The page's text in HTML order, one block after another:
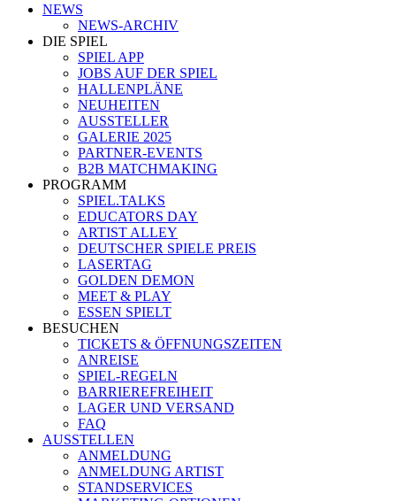
NEWS
NEWS-ARCHIV
DIE SPIEL
SPIEL APP
JOBS AUF DER SPIEL
HALLENPLÄNE
NEUHEITEN
AUSSTELLER
GALERIE 2025
PARTNER-EVENTS
B2B MATCHMAKING
PROGRAMM
SPIEL.TALKS
EDUCATORS DAY
ARTIST ALLEY
DEUTSCHER SPIELE PREIS
LASERTAG
GOLDEN DEMON
MEET & PLAY
ESSEN SPIELT
BESUCHEN
TICKETS & ÖFFNUNGSZEITEN
ANREISE
SPIEL-REGELN
BARRIEREFREIHEIT
LAGER UND VERSAND
FAQ
AUSSTELLEN
ANMELDUNG
ANMELDUNG ARTIST
STANDSERVICES